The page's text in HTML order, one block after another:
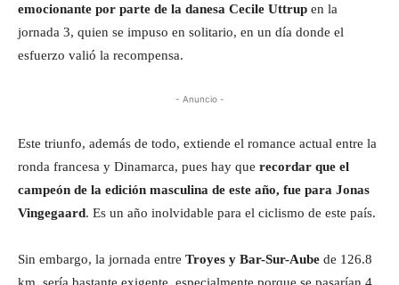
emocionante por parte de la danesa Cecile Uttrup en la
jornada 3, quien se impuso en solitario, en un día donde el
esfuerzo valió la recompensa.
- Anuncio -
Este triunfo, además de todo, extiende el romance actual entre la
ronda francesa y Dinamarca, pues hay que recordar que el
campeón de la edición masculina de este año, fue para Jonas
Vingegaard. Es un año inolvidable para el ciclismo de este país.
Sin embargo, la jornada entre Troyes y Bar-Sur-Aube de 126.8
km, sería bastante exigente, especialmente porque se pasarían 4